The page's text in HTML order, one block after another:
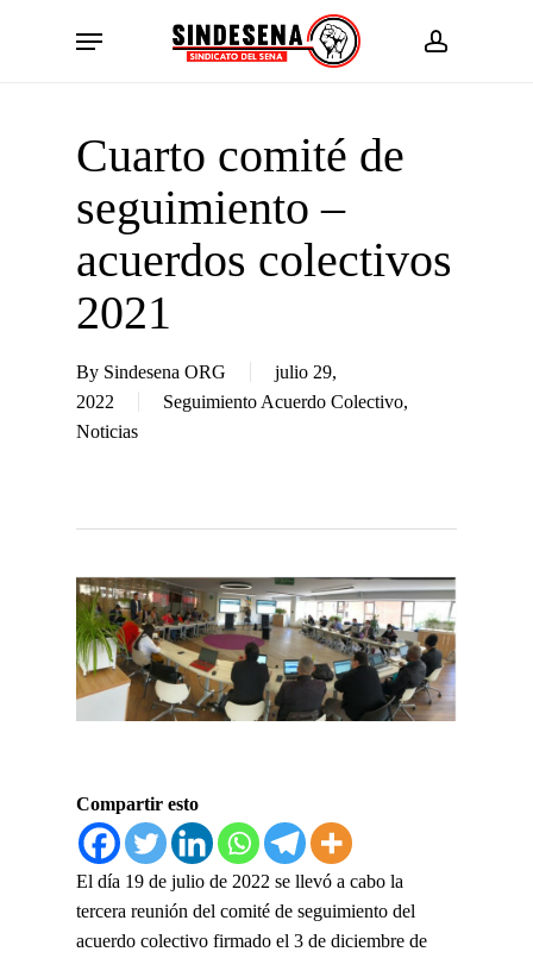
account
Menu
Cuarto comité de
seguimiento –
acuerdos colectivos
2021
By Sindesena ORG
julio 29,
2022
Seguimiento Acuerdo Colectivo,
Noticias
Compartir esto
El día 19 de julio de 2022 se llevó a cabo la
tercera reunión del comité de seguimiento del
acuerdo colectivo firmado el 3 de diciembre de